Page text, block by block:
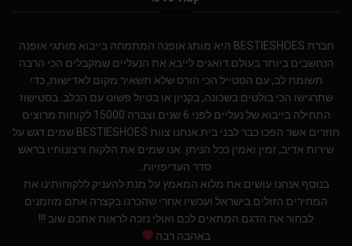
חברת BESTIESHOES היא מותג אופנה המתמחה בייבוא מותגי אופנה
הנחשבים ביותר בעולם.דואגים לייבא את הנעליים שמקבלים הכי הרבה
תשומת לב, עם הסטייל הכי הורס שלא תשאיר מקום לאדישות, כדי
שתרגישו הכי בולטים בשכונה, בקניון או בטיול פשוט עם הכלב. בסטישוז
התחילה בייבוא של נעליים לפני 6 שנים וצברה 15000 לקוחות מרוצים
חוזרים אשר הפכו כבר לבני בית.אנחנו צוות BESTIESHOES שמים דגש על
שירות אדיב, זמין ואמין ככל הניתן. אנו שמים את הלקוח ורצונותיו בראש
סדר העדיפויות.
בנוסף אנחנו עושים את מלוא המאמץ על מנת להעניק ללקוחותינו את
המחירים הזולים בישראל.ועכשיו אחרי שהכרנו בקצרה אתם מוזמנים
לבחור את הדגם המתאים לכם ואולי נזכה לראות אתכם שוב !!!
באהבה רבה